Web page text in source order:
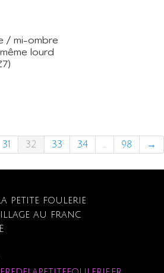
/ mi-ombre
lourd
31 32 33 34 ... 98 →
petite foulerie
au franc